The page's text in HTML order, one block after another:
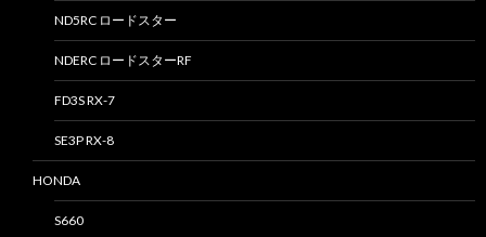
ND5RC ロードスター
NDERC ロードスターRF
FD3S RX-7
SE3P RX-8
HONDA
S660